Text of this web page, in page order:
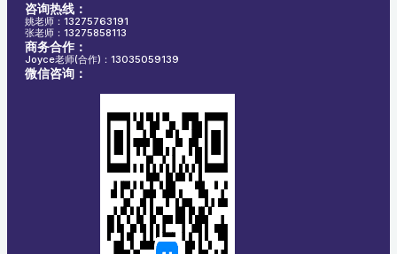
咨询热线：
姚老师：13275763191
张老师：13275858113
商务合作：
Joyce老师(合作)：13035059139
微信咨询：